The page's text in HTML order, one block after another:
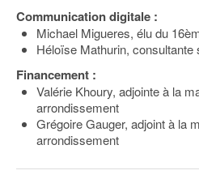
Communication digitale :
Michael Migueres, élu du
Héloïse Mathurin, consultante
Financement :
Valérie Khoury, adjointe à la
arrondissement
Grégoire Gauger, adjoint à la
arrondissement